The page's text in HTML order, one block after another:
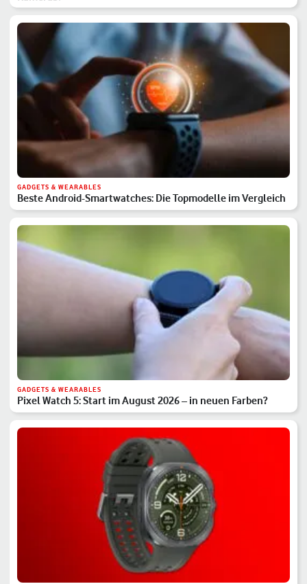
GADGETS & WEARABLES
Beste Android-Smartwatches: Die Topmodelle im Vergleich
GADGETS & WEARABLES
Pixel Watch 5: Start im August 2026 – in neuen Farben?